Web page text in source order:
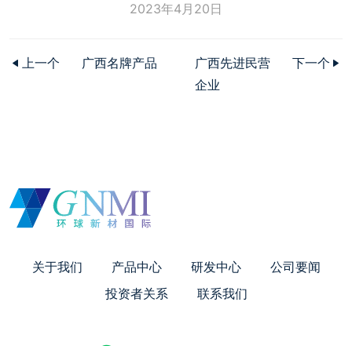
2023年4月20日
上一个 广西名牌产品
广西先进民营
企业
下一个
关于我们 产品中心 研发中心
公司要闻
投资者关系
联系我们